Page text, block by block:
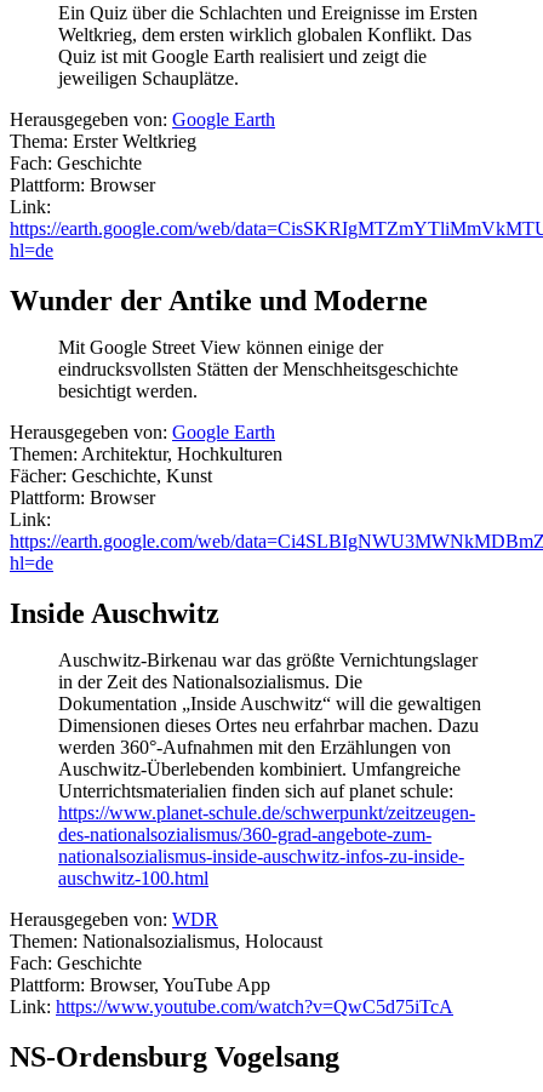
Ein Quiz über die Schlachten und Ereignisse im Ersten
Weltkrieg, dem ersten wirklich globalen Konflikt. Das
Quiz ist mit Google Earth realisiert und zeigt die
jeweiligen Schauplätze.
Herausgegeben von: Google Earth
Thema: Erster Weltkrieg
Fach: Geschichte
Plattform: Browser
Link:
https://earth.google.com/web/
hl=de
Wunder der Antike und Moderne
Mit Google Street View können einige der
eindrucksvollsten Stätten der Menschheitsgeschichte
besichtigt werden.
Herausgegeben von: Google Earth
Themen: Architektur, Hochkulturen
Fächer: Geschichte, Kunst
Plattform: Browser
Link:
https://earth.google.com/web/
hl=de
Inside Auschwitz
Auschwitz-Birkenau war das größte Vernichtungslager
in der Zeit des Nationalsozialismus. Die
Dokumentation „Inside Auschwitz“ will die gewaltigen
Dimensionen dieses Ortes neu erfahrbar machen. Dazu
werden 360°-Aufnahmen mit den Erzählungen von
Auschwitz-Überlebenden kombiniert. Umfangreiche
Unterrichtsmaterialien finden sich auf planet schule:
https://www.planet-schule.de/schwerpunkt/zeitzeugen-
des-nationalsozialismus/360-grad-angebote-zum-
nationalsozialismus-inside-auschwitz-infos-zu-inside-
auschwitz-100.html
Herausgegeben von: WDR
Themen: Nationalsozialismus, Holocaust
Fach: Geschichte
Plattform: Browser, YouTube App
Link: https://www.youtube.com/watch?v=QwC5d75iTcA
NS-Ordensburg Vogelsang